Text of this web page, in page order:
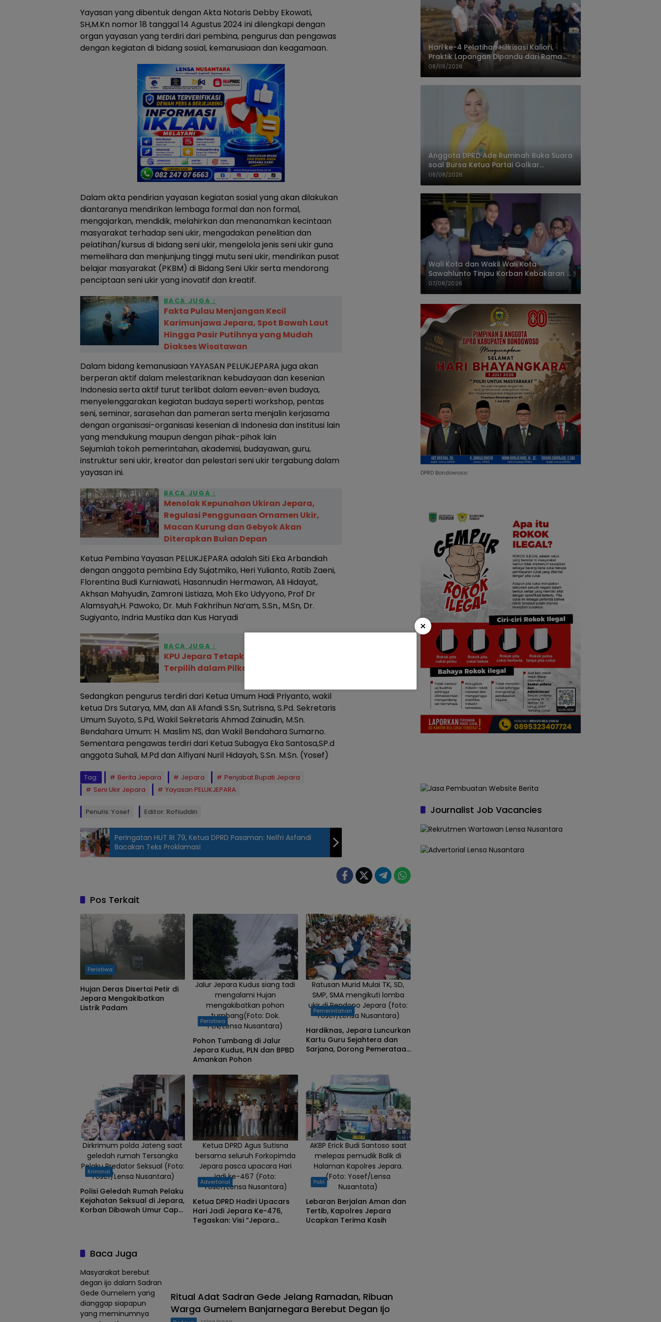
Yayasan yang dibentuk dengan Akta Notaris Debby Ekowati,
SH,M.Kn nomor 18 tanggal 14 Agustus 2024 ini dilengkapi dengan
organ yayasan yang terdiri dari pembina, pengurus dan pengawas
dengan kegiatan di bidang sosial, kemanusiaan dan keagamaan.
Dalam akta pendirian yayasan kegiatan sosial yang akan dilakukan
diantaranya mendirikan lembaga formal dan non formal,
mengajarkan, mendidik, melahirkan dan menanamkan kecintaan
masyarakat terhadap seni ukir, mengadakan penelitian dan
pelatihan/kursus di bidang seni ukir, mengelola jenis seni ukir guna
memelihara dan menjunjung tinggi mutu seni ukir, mendirikan pusat
belajar masyarakat (PKBM) di Bidang Seni Ukir serta mendorong
penciptaan seni ukir yang inovatif dan kreatif.
BACA JUGA :
Fakta Pulau Menjangan Kecil
Karimunjawa Jepara, Spot Bawah Laut
Hingga Pasir Putihnya yang Mudah
Diakses Wisatawan
Dalam bidang kemanusiaan YAYASAN PELUKJEPARA juga akan
berperan aktif dalam melestariknan kebudayaan dan kesenian
Indonesia serta aktif turut terlibat dalam eeven-even budaya,
menyelenggarakan kegiatan budaya seperti workshop, pentas
seni, seminar, sarasehan dan pameran serta menjalin kerjasama
dengan organisasi-organisasi kesenian di Indonesia dan institusi lain
yang mendukung maupun dengan pihak-pihak lain
Sejumlah tokoh pemerintahan, akademisi, budayawan, guru,
instruktur seni ukir, kreator dan pelestari seni ukir tergabung dalam
yayasan ini.
BACA JUGA :
Menolak Kepunahan Ukiran Jepara,
Regulasi Penggunaan Ornamen Ukir,
Macan Kurung dan Gebyok Akan
Diterapkan Bulan Depan
Ketua Pembina Yayasan PELUKJEPARA adalah Siti Eka Arbandiah
dengan anggota pembina Edy Sujatmiko, Heri Yulianto, Ratib Zaeni,
Florentina Budi Kurniawati, Hasannudin Hermawan, Ali Hidayat,
Akhsan Mahyudin, Zamroni Listiaza, Moh Eko Udyyono, Prof Dr
Alamsyah,H. Pawoko, Dr. Muh Fakhrihun Na’am, S.Sn., M.Sn, Dr.
Sugiyanto, Indria Mustika dan Kus Haryadi
BACA JUGA :
KPU Jepara Tetapkan Pasangan Calon
Terpilih dalam Pilkada 2024
Sedangkan pengurus terdiri dari Ketua Umum Hadi Priyanto, wakil
ketua Drs Sutarya, MM, dan Ali Afandi S.Sn, Sutrisna, S.Pd. Sekretaris
Umum Suyoto, S.Pd, Wakil Sekretaris Ahmad Zainudin, M.Sn.
Bendahara Umum: H. Maslim NS, dan Wakil Bendahara Sumarno.
Sementara pengawas terdiri dari Ketua Subagya Eka Santosa,SP.d
anggota Suhali, M.Pd dan Alfiyani Nuril Hidayah, S.Sn. M.Sn. (Yosef)
Tag: Berita Jepara Jepara
Penjabat Bupati Jepara
Seni Ukir Jepara
Yayasan PELUKJEPARA
Penulis: Yosef Editor: Rofiuddin
Peringatan HUT RI 79, Ketua DPRD Pasaman: Nelfri Asfandi
Bacakan Teks Proklamasi
Pos Terkait
Peristiwa
Hujan Deras Disertai Petir di
Jepara Mengakibatkan
Listrik Padam
Jalur Jepara Kudus siang tadi
mengalami Hujan
mengakibatkan pohon
tumbang(Foto: Dok.
PLN/Lensa Nusantara)
Peristiwa
Pohon Tumbang di Jalur
Jepara Kudus, PLN dan BPBD
Amankan Pohon
Ratusan Murid Mulai TK, SD,
SMP, SMA mengikuti lomba
ukir di Pendopo Jepara (foto:
Yosef/Lensa Nusantara)
Pemerintahan
Hardiknas, Jepara Luncurkan
Kartu Guru Sejahtera dan
Sarjana, Dorong Pemerataan
Dirkrimum polda Jateng saat
geledah rumah Tersangka
Pelaku Predator Seksual (Foto:
Yosef/Lensa Nusantara)
Kriminal
Polisi Geledah Rumah Pelaku
Kejahatan Seksual di Jepara,
Korban Dibawah Umur Capai
Ketua DPRD Agus Sutisna
bersama seluruh Forkopimda
Jepara pasca upacara Hari
jadi ke-467 (Foto:
Yosef/Lensa Nusantara)
Advertorial
Ketua DPRD Hadiri Upacars
Hari Jadi Jepara Ke-476,
Tegaskan: Visi “Jepara
AKBP Erick Budi Santoso saat
melepas pemudik Balik di
Halaman Kapolres Jepara.
(Foto: Yosef/Lensa
Nusantata)
Polri
Lebaran Berjalan Aman dan
Tertib, Kapolres Jepara
Ucapkan Terima Kasih
Baca Juga
Masyarakat berebut
degan ijo dalam Sadran
Gede Gumelem yang
dianggap siapapun
yang meminumnya
‎Ritual Adat Sadran Gede Jelang Ramadan, Ribuan
Warga Gumelem Banjarnegara Berebut Degan Ijo
Hari ke-4 Pelatihan Hilirisasi Kaliori,
Praktik Lapangan Dipandu dari Rama
Shinta Cirebon
08/08/2026
Anggota DPRD Ade Ruminah Buka Suara
soal Bursa Ketua Partai Golkar
Pangandaran
08/08/2026
Wali Kota dan Wakil Wali Kota
Sawahlunto Tinjau Korban Kebakaran di
Sikalang, Pastikan Bantuan dan Perkuat
Mitigasi Bencana
07/08/2026
DPRD Bondowoso
Journalist Job Vacancies
×